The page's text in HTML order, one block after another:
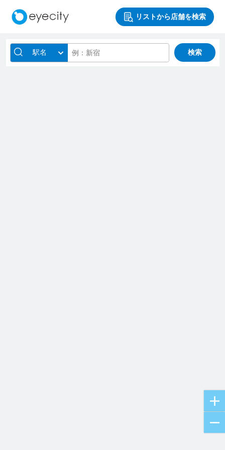
リストから店舗を検索
駅名 検索